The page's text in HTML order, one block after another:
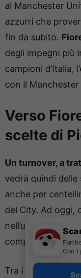
al Manchester
azzurri che
fin da subito.
degli impegni più
campioni d’Italia,
con il Manchester
Verso
scelte di
Un turnover, a
vedrà quindi
anche per
del City. Ad oggi,
nell’undici iniziale
complicata di
Tra i pali
Con i